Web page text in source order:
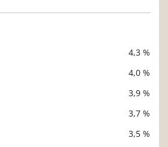
4,3 %
4,0 %
3,9 %
3,7 %
3,5 %